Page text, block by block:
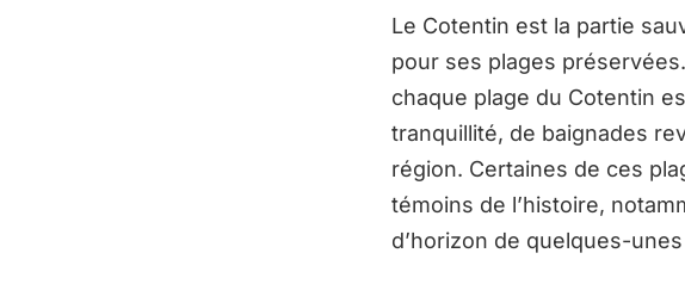
Le Cotentin est la partie
pour ses plages
chaque plage du Cotentin
tranquillité, de baignades
région. Certaines de ces
témoins de l’histoire,
d’horizon de quelques-